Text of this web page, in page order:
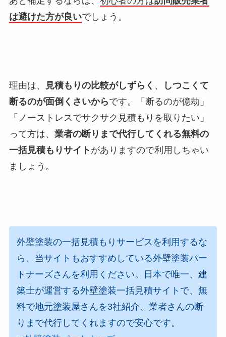
は避けた方が良いでしょう。
理由は、 見積もりの比較がしずらく 、
しつこくて
断るのが面倒くさいからです。「断るのが億劫」
「ノーストレスでサクサク見積もりを取りたい」
って方は、 業者の断りまで代行してくれる無料の
一括見積もりサイト がありますので利用しちゃい
ましょう。
外壁塗装の一括見積もりサービスを利用するな
ら、当サイトもおすすめしている外壁塗装パー
トナーズさんを利用ください。日本で唯一、建
築士が運営する外壁塗装一括見積サイトで、無
料で地元塗装屋さんを3社紹介、業者さんの断
りまで代行してくれますので安心です。